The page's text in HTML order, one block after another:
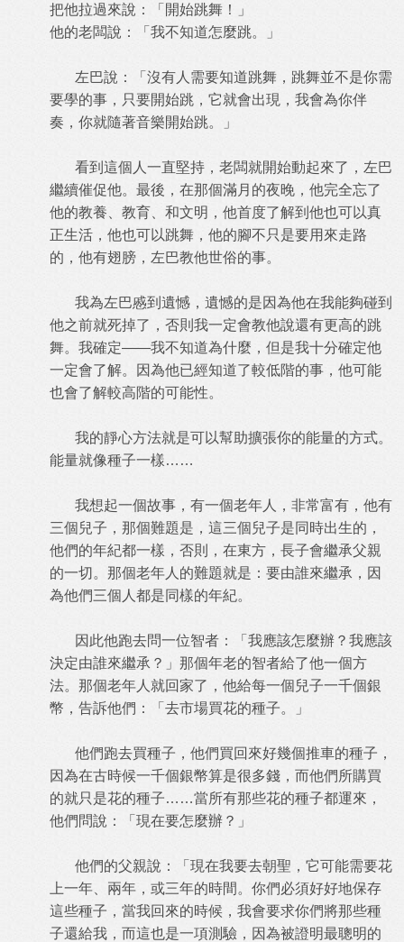
把他拉過來說：「開始跳舞！」
他的老闆說：「我不知道怎麼跳。」
左巴說：「沒有人需要知道跳舞，跳舞並不是你需
要學的事，只要開始跳，它就會出現，我會為你伴
奏，你就隨著音樂開始跳。」
看到這個人一直堅持，老闆就開始動起來了，左巴
繼續催促他。最後，在那個滿月的夜晚，他完全忘了
他的教養、教育、和文明，他首度了解到他也可以真
正生活，他也可以跳舞，他的腳不只是要用來走路
的，他有翅膀，左巴教他世俗的事。
我為左巴慼到遺憾，遺憾的是因為他在我能夠碰到
他之前就死掉了，否則我一定會教他說還有更高的跳
舞。我確定——我不知道為什麼，但是我十分確定他
一定會了解。因為他已經知道了較低階的事，他可能
也會了解較高階的可能性。
我的靜心方法就是可以幫助擴張你的能量的方式。
能量就像種子一樣……
我想起一個故事，有一個老年人，非常富有，他有
三個兒子，那個難題是，這三個兒子是同時出生的，
他們的年紀都一樣，否則，在東方，長子會繼承父親
的一切。那個老年人的難題就是：要由誰來繼承，因
為他們三個人都是同樣的年紀。
因此他跑去問一位智者：「我應該怎麼辦？我應該
決定由誰來繼承？」那個年老的智者給了他一個方
法。那個老年人就回家了，他給每一個兒子一千個銀
幣，告訴他們：「去市場買花的種子。」
他們跑去買種子，他們買回來好幾個推車的種子，
因為在古時候一千個銀幣算是很多錢，而他們所購買
的就只是花的種子……當所有那些花的種子都運來，
他們問說：「現在要怎麼辦？」
他們的父親說：「現在我要去朝聖，它可能需要花
上一年、兩年，或三年的時間。你們必須好好地保存
這些種子，當我回來的時候，我會要求你們將那些種
子還給我，而這也是一項測驗，因為被證明最聰明的